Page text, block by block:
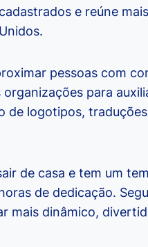
e reúne
pessoas com
para
de logotipos,
de casa e tem um
de dedicação.
mais dinâmico,